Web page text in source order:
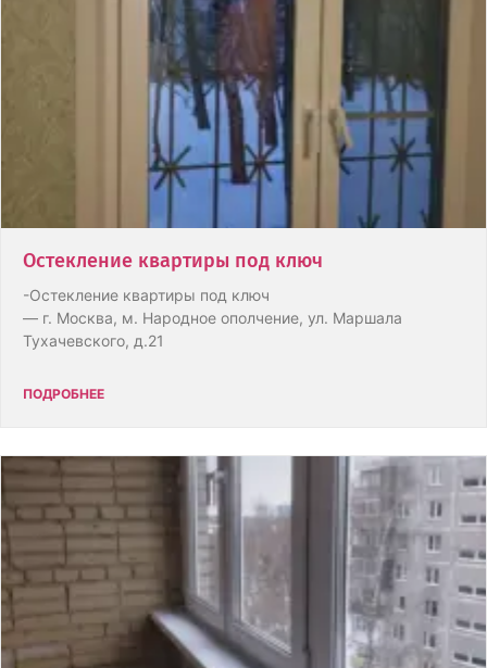
Остекление квартиры под ключ
-Остекление квартиры под ключ
— г. Москва, м. Народное ополчение, ул. Маршала
Тухачевского, д.21
ПОДРОБНЕЕ